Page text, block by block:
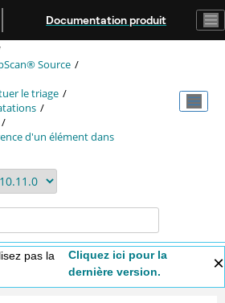
Documentation produit
Source
le triage
d'un élément dans
pas la
Cliquez ici pour la
dernière version.